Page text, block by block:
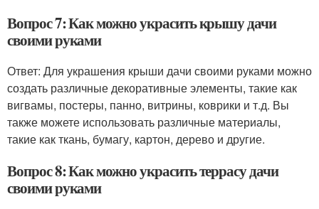
Вопрос 7: Как можно украсить крышу дачи
своими руками
Ответ: Для украшения крыши дачи своими руками можно
создать различные декоративные элементы, такие как
вигвамы, постеры, панно, витрины, коврики и т.д. Вы
также можете использовать различные материалы,
такие как ткань, бумагу, картон, дерево и другие.
Вопрос 8: Как можно украсить террасу дачи
своими руками